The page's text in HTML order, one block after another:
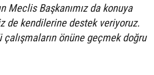
Meclis Başkanımız da konuya
de kendilerine destek veriyoruz.
çalışmaların önüne geçmek doğru